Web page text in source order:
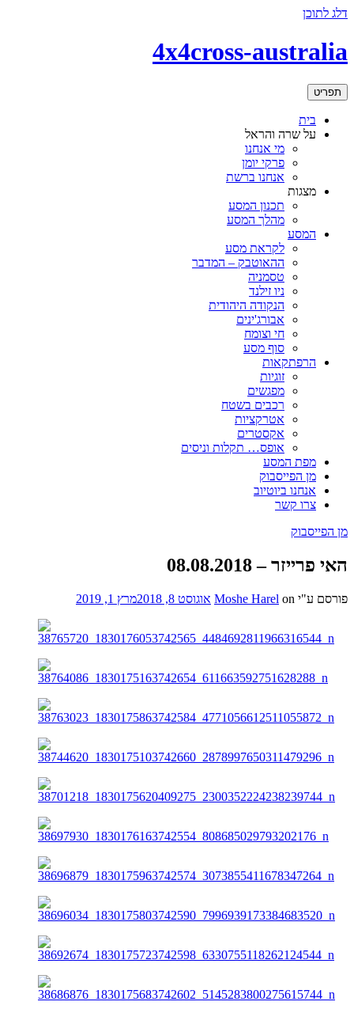
דלג לתוכן
4x4cross-australia
תפריט
בית
על שרה והראל
מי אנחנו
פרקי יומן
אנחנו ברשת
מצגות
תכנון המסע
מהלך המסע
המסע
לקראת מסע
ההאוטבק – המדבר
טסמניה
ניו זילנד
הנקודה היהודית
אבורג'ינים
חי וצומח
סוף מסע
הרפתקאות
זוגיות
מפגשים
רכבים בשטח
אטרקציות
אקסטרים
אופס… תקלות וניסים
מפת המסע
מן הפייסבוק
אנחנו ביוטיוב
צרו קשר
מן הפייסבוק
האי פרייזר – 08.08.2018
פורסם ע"י Moshe Harel on אוגוסט 8, 2018 מרץ 1, 2019